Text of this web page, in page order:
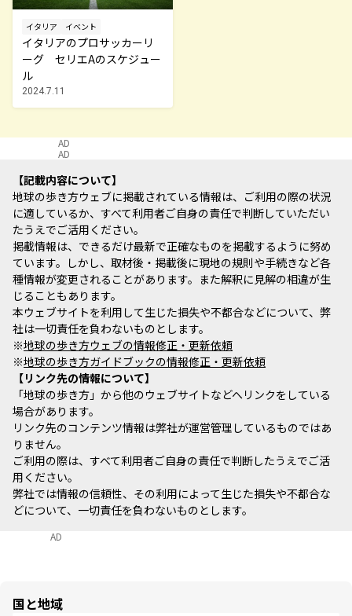
イタリア イベント
イタリアのプロサッカーリ
ーグ セリエAのスケジュー
ル
2024.7.11
AD
AD
記載内容について
地球の歩き方ウェブに掲載されている情報は、ご利用の際の状況
に適しているか、すべて利用者ご自身の責任で判断していただい
たうえでご活用ください。
掲載情報は、できるだけ最新で正確なものを掲載するように努め
ています。しかし、取材後・掲載後に現地の規則や手続きなど各
種情報が変更されることがあります。また解釈に見解の相違が生
じることもあります。
本ウェブサイトを利用して生じた損失や不都合などについて、弊
社は一切責任を負わないものとします。
※地球の歩き方ウェブの情報修正・更新依頼
※地球の歩き方ガイドブックの情報修正・更新依頼
リンク先の情報について
「地球の歩き方」から他のウェブサイトなどへリンクをしている
場合があります。
リンク先のコンテンツ情報は弊社が運営管理しているものではあ
りません。
ご利用の際は、すべて利用者ご自身の責任で判断したうえでご活
用ください。
弊社では情報の信頼性、その利用によって生じた損失や不都合な
どについて、一切責任を負わないものとします。
AD
国と地域